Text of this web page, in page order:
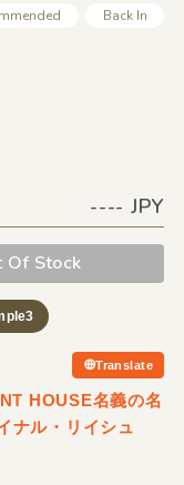
Back In
---- JPY
Of Stock
Translate
HOUSE名義の名
ナル・リイシュ